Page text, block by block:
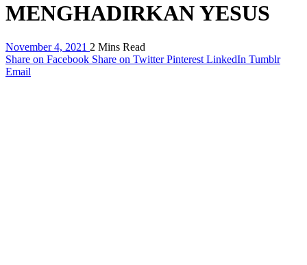
MENGHADIRKAN YESUS
November 4, 2021 2 Mins Read
Share on Facebook Share on Twitter Pinterest LinkedIn Tumblr
Email